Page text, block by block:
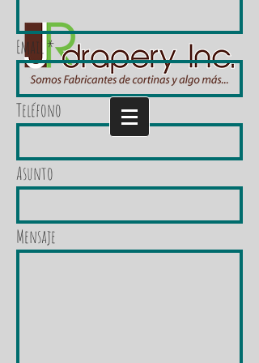
Email
Teléfono
Asunto
Mensaje